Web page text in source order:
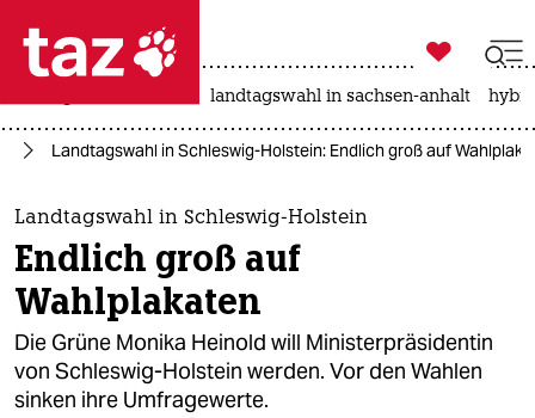
 taz zahl ich
taz zahl ich
themen
politik
öko
gesellschaft

taz zahl ich
landtagswahl in sachsen-anhalt
Landtagswahl in Schleswig-Holstein: Endlich groß auf
Landtagswahl in Schleswig-Holstein
Endlich groß auf
Wahlplakaten
Die Grüne Monika Heinold will Ministerpräsidentin
von Schleswig-Holstein werden. Vor den Wahlen
sinken ihre Umfragewerte.